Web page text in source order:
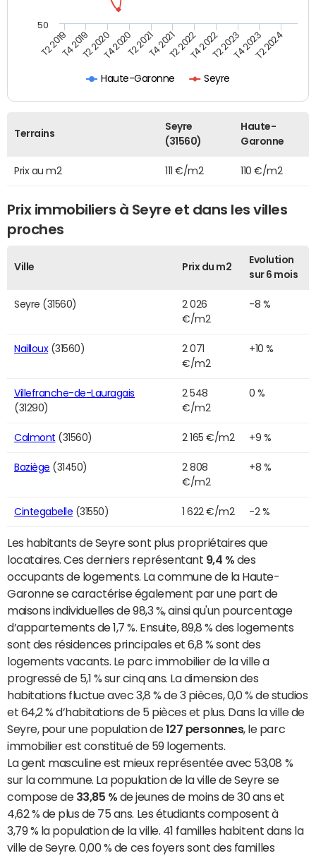
Haute-Garonne Seyre
T2 2019T4 2019T2 2020T4 2020T2 2021T4 2021T2 2022T4 2022T2 2023T4 2023T2 2024
50
Terrains
Seyre
(31560)
Haute-
Garonne
Prix au m2 111 €/m2 110 €/m2
Prix immobiliers à Seyre et dans les villes
proches
Ville Prix du m2
Evolution
sur 6 mois
Seyre (31560)
2 026
€/m2
-8 %
Nailloux(31560)
2 071
€/m2
+10 %
Villefranche-de-Lauragais
(31290)
2 548
€/m2
0 %
Calmont (31560) 2 165 €/m2 +9 %
Baziège (31450)
2 808
€/m2
+8 %
Cintegabelle (31550) 1 622 €/m2 -2 %
Les habitants de Seyre sont plus propriétaires que
locataires. Ces derniers représentant 9,4 % des
occupants de logements. La commune de la Haute-
Garonne se caractérise également par une part de
maisons individuelles de 98,3 %, ainsi qu'un pourcentage
d’appartements de 1,7 %. Ensuite, 89,8 % des logements
sont des résidences principales et 6,8 % sont des
logements vacants. Le parc immobilier de la ville a
progressé de 5,1 % sur cinq ans. La dimension des
habitations fluctue avec 3,8 % de 3 pièces, 0,0 % de studios
et 64,2 % d’habitations de 5 pièces et plus. Dans la ville de
Seyre, pour une population de127 personnes, le parc
immobilier est constitué de 59 logements.
La gent masculine est mieux représentée avec 53,08 %
sur la commune. La population de la ville de Seyre se
compose de 33,85 % de jeunes de moins de 30 ans et
4,62 % de plus de 75 ans. Les étudiants composent à
3,79 % la population de la ville. 41 familles habitent dans la
ville de Seyre. 0,00 % de ces foyers sont des familles